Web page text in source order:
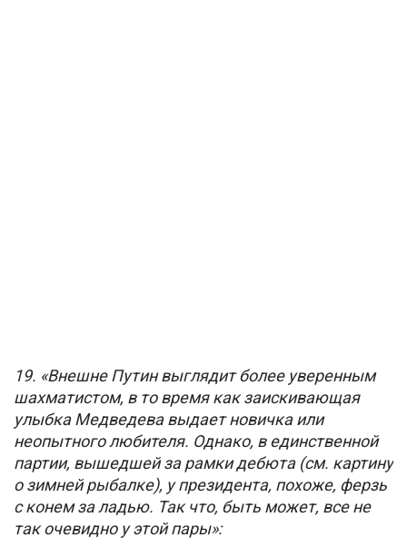
19. «Внешне Путин выглядит более уверенным
шахматистом, в то время как заискивающая
улыбка Медведева выдает новичка или
неопытного любителя. Однако, в единственной
партии, вышедшей за рамки дебюта (см. картину
о зимней рыбалке), у президента, похоже, ферзь
с конем за ладью. Так что, быть может, все не
так очевидно у этой пары»: